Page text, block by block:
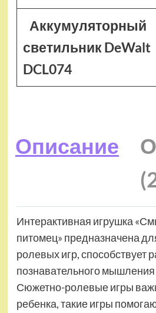
Аккумуляторный
светильник DeWalt
DCL074
Описание
Интерактивная игрушка
питомец» предназначена
ролевых игр, способствует
познавательного мышления
Сюжетно-ролевые игры
ребенка, такие игры